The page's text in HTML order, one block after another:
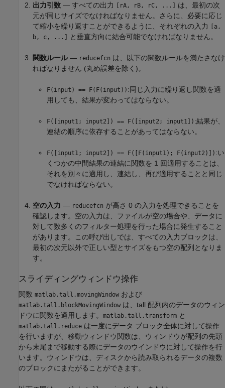
出力引数 — すべての出力 [rA, rB, rC, ...] は、最初の次
元が同じサイズでなければなりません。さらに、必要に応じ
て縮小を繰り返すことができるように、それぞれの入力
[a,
b, c, ...]
と垂直方向に結合可能でなければなりません。
関数ルール— reducefcn は、以下の関数ルールを満たさなけ
ればなりません (丸め誤差を除く)。
F(input) == F(F(input)) :同じ入力に繰り返し関数を適
用しても、結果が変わってはならない。
F([input1; input2]) == F([input2; input1]) :結果が、
連結の順序に依存することがあってはならない。
F([input1; input2]) == F([F(input1); F(input2)]) :い
くつかの中間結果の連結に関数を 1 回適用することは、
それを別々に適用し、連結し、再び適用することと同じ
でなければならない。
空の入力 — reducefcn が高さ 0 の入力を処理できることを
確認します。空の入力は、ファイルが空の場合や、データに
対して数多くのフィルター処理を行った場合に発生すること
があります。この呼び出しでは、すべての入力ブロックは、
最初の次元以外で正しい型とサイズをもつ空の配列となりま
す。
スライディングウィンドウ操作
関数 matlab.tall.movingWindow および
matlab.tall.blockMovingWindow は、tall 配列内のデータのウィン
ドウに関数を適用します。 matlab.tall.transform と
matlab.tall.reduce は一度にデータ ブロック全体に対して操作
を行いますが、移動ウィンドウ関数は、ウィンドウが配列の先頭
から末尾まで移動する際にデータのウインドウに対して操作を行
います。ウィンドウは、ディスクから読み取られるデータの複数
のブロックにまたがることができます。